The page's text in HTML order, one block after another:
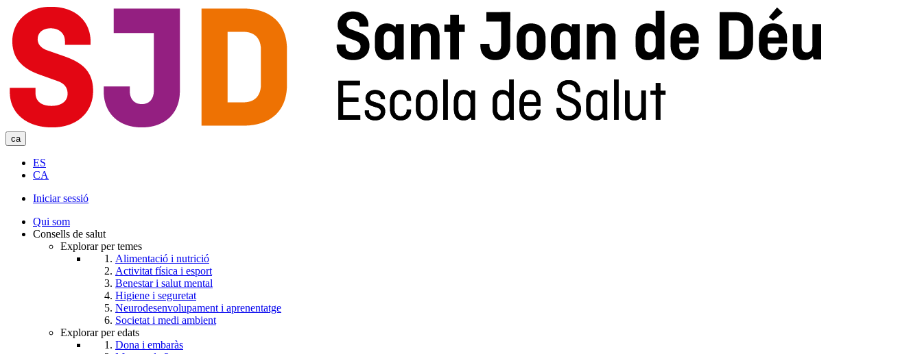
main
content
ca
ES
CA
User
account
Iniciar sessió
Qui som
Consells de salut
Explorar per temes
Alimentació i nutrició
Activitat física i esport
Benestar i salut mental
Higiene i seguretat
Neurodesenvolupament i aprenentatge
Societat i medi ambient
Explorar per edats
Dona i embaràs